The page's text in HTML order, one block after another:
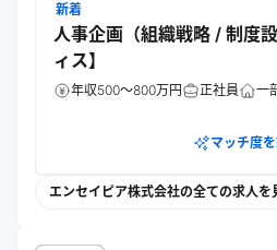
新着
人事企画（組織戦略 / 制度
ィス】
年収500～800万円 正社員 一
マッチ度
エンセイピア株式会社の全ての求人を